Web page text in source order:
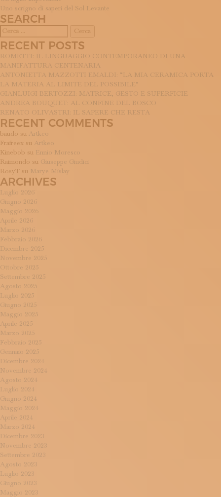
ISCRIVITI ALLA NEWSLETTER
SOSTIENICI
MAGAZINE
NEWS
INTERVISTE
ITINERARI
ISCRIVITI
LOGIN
ARTICOLI
Uno scrigno di saperi del Sol Levante
SEARCH
per:
RECENT POSTS
ROMETTI: IL LINGUAGGIO CONTEMPORANEO DI UNA
MANIFATTURA CENTENARIA
ANTONIETTA MAZZOTTI EMALDI: “LA MIA CERAMICA PORTA
LA MATERIA AL LIMITE DEL POSSIBILE”
GIANLUIGI BERTOZZI: MATRICE, GESTO E SUPERFICIE
ANDREA BOUQUET: AL CONFINE DEL BOSCO
RENATO OLIVASTRI: IL SAPERE CHE RESTA
RECENT COMMENTS
baudo su Artkeo
Frafreex su Artkeo
Kinebob su Ennio Moresco
Raimondo su Giuseppe Giudici
RosyT su Marye Mislay
ARCHIVES
Luglio 2026
Giugno 2026
Maggio 2026
Aprile 2026
Marzo 2026
Febbraio 2026
Dicembre 2025
Novembre 2025
Ottobre 2025
Settembre 2025
Agosto 2025
Luglio 2025
Giugno 2025
Maggio 2025
Aprile 2025
Marzo 2025
Febbraio 2025
Gennaio 2025
Dicembre 2024
Novembre 2024
Agosto 2024
Luglio 2024
Giugno 2024
Maggio 2024
Aprile 2024
Marzo 2024
Dicembre 2023
Novembre 2023
Settembre 2023
Agosto 2023
Luglio 2023
Giugno 2023
Maggio 2023